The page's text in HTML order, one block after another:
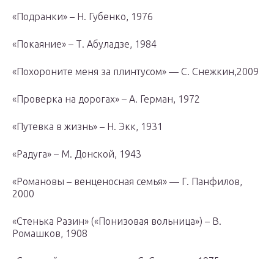
«Подранки» – Н. Губенко, 1976
«Покаяние» – Т. Абуладзе, 1984
«Похороните меня за плинтусом» — С. Снежкин,2009
«Проверка на дорогах» – А. Герман, 1972
«Путевка в жизнь» – Н. Экк, 1931
«Радуга» – М. Донской, 1943
«Романовы – венценосная семья» — Г. Панфилов,
2000
«Стенька Разин» («Понизовая вольница») – В.
Ромашков, 1908